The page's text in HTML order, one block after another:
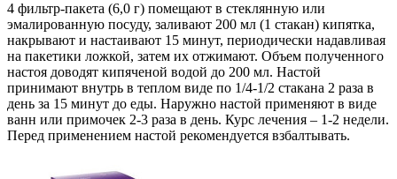
4 фильтр-пакета (6,0 г) помещают в стеклянную или
эмалированную посуду, заливают 200 мл (1 стакан) кипятка,
накрывают и настаивают 15 минут, периодически надавливая
на пакетики ложкой, затем их отжимают. Объем полученного
настоя доводят кипяченой водой до 200 мл. Настой
принимают внутрь в теплом виде по 1/4-1/2 стакана 2 раза в
день за 15 минут до еды. Наружно настой применяют в виде
ванн или примочек 2-3 раза в день. Курс лечения – 1-2 недели.
Перед применением настой рекомендуется взбалтывать.